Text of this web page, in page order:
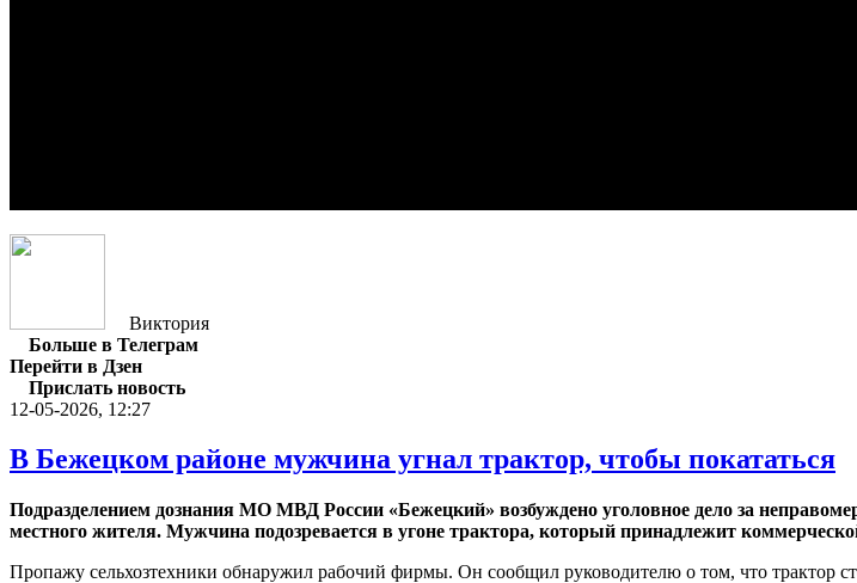
Виктория
Больше в Телеграм
Перейти в Дзен
Прислать новость
12-05-2026, 12:27
В Бежецком районе мужчина угнал трактор, чтобы покататься
Подразделением дознания МО МВД России «Бежецкий» возбуждено уголовное дело за
местного жителя. Мужчина подозревается в угоне трактора, который принадлежит
Пропажу сельхозтехники обнаружил рабочий фирмы. Он сообщил руководителю о том, что трактор